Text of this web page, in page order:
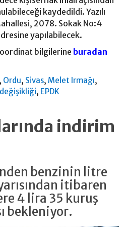
kaydedildi. Yazılı
2078. Sokak No:4
yapılabilecek.
bilgilerine buradan
, Ordu, Sivas,Melet Irmağı,
, EPDK
indirim
benzinin litre
itibaren
4 lira 35 kuruş
bekleniyor.